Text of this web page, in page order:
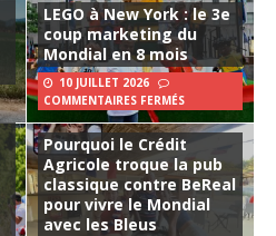
LEGO à New York : le 3e
coup marketing du
Mondial en 8 mois
10 JUILLET 2026
COMMENTAIRES FERMÉS
Pourquoi le Crédit
Agricole troque la pub
classique contre BeReal
pour vivre le Mondial
avec les Bleus